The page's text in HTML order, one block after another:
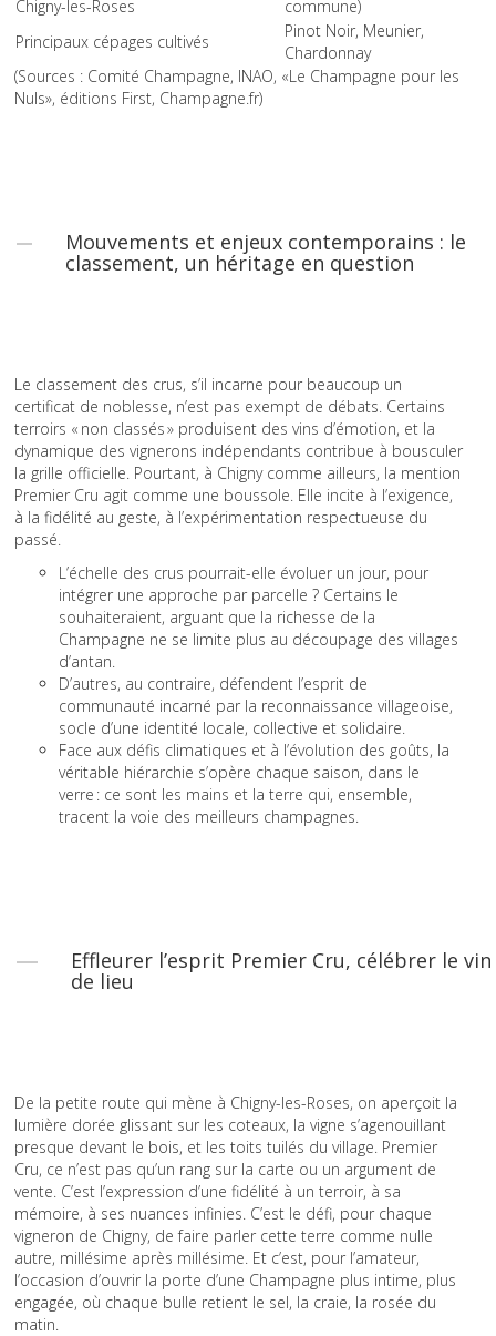
Chigny-les-Roses
commune)
Principaux cépages cultivés
Pinot Noir, Meunier,
Chardonnay
(Sources : Comité Champagne, INAO, «Le Champagne pour les
Nuls», éditions First, Champagne.fr)
Mouvements et enjeux contemporains : le
classement, un héritage en question
Le classement des crus, s’il incarne pour beaucoup un
certificat de noblesse, n’est pas exempt de débats. Certains
terroirs « non classés » produisent des vins d’émotion, et la
dynamique des vignerons indépendants contribue à bousculer
la grille officielle. Pourtant, à Chigny comme ailleurs, la mention
Premier Cru agit comme une boussole. Elle incite à l’exigence,
à la fidélité au geste, à l’expérimentation respectueuse du
passé.
L’échelle des crus pourrait-elle évoluer un jour, pour
intégrer une approche par parcelle ? Certains le
souhaiteraient, arguant que la richesse de la
Champagne ne se limite plus au découpage des villages
d’antan.
D’autres, au contraire, défendent l’esprit de
communauté incarné par la reconnaissance villageoise,
socle d’une identité locale, collective et solidaire.
Face aux défis climatiques et à l’évolution des goûts, la
véritable hiérarchie s’opère chaque saison, dans le
verre : ce sont les mains et la terre qui, ensemble,
tracent la voie des meilleurs champagnes.
Effleurer l’esprit Premier Cru, célébrer le vin
de lieu
De la petite route qui mène à Chigny-les-Roses, on aperçoit la
lumière dorée glissant sur les coteaux, la vigne s’agenouillant
presque devant le bois, et les toits tuilés du village. Premier
Cru, ce n’est pas qu’un rang sur la carte ou un argument de
vente. C’est l’expression d’une fidélité à un terroir, à sa
mémoire, à ses nuances infinies. C’est le défi, pour chaque
vigneron de Chigny, de faire parler cette terre comme nulle
autre, millésime après millésime. Et c’est, pour l’amateur,
l’occasion d’ouvrir la porte d’une Champagne plus intime, plus
engagée, où chaque bulle retient le sel, la craie, la rosée du
matin.